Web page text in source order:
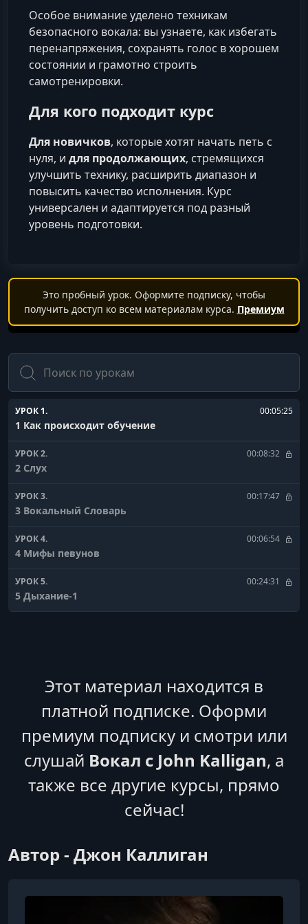
Особое внимание уделено техникам
безопасного вокала: вы узнаете, как избегать
перенапряжения, сохранять голос в хорошем
состоянии и грамотно строить
самотренировки.
Для кого подходит курс
Для новичков, которые хотят начать петь с
нуля, и для продолжающих, стремящихся
улучшить технику, расширить диапазон и
повысить качество исполнения. Курс
универсален и адаптируется под разный
уровень подготовки.
Это пробный урок. Оформите подписку, чтобы
получить доступ ко всем материалам курса. Премиум
Поиск
УРОК 1. 00:05:25
1 Как происходит обучение
УРОК 2. 00:08:32
2 Слух
УРОК 3. 00:17:47
3 Вокальный Словарь
УРОК 4. 00:06:54
4 Мифы певунов
УРОК 5. 00:24:31
5 Дыхание-1
6.2 Интерактивные упражнения
УРОК 8. 00:13:52
8 Настройка Тембра
УРОК 10. 00:13:51
9 Развитие диапазона
10 Микст В Песне
11 Артистизм и манера
Этот материал находится в
платной подписке. Оформи
премиум подписку и смотри или
слушай Вокал с John Kalligan, а
также все другие курсы, прямо
сейчас!
Автор - Джон Каллиган